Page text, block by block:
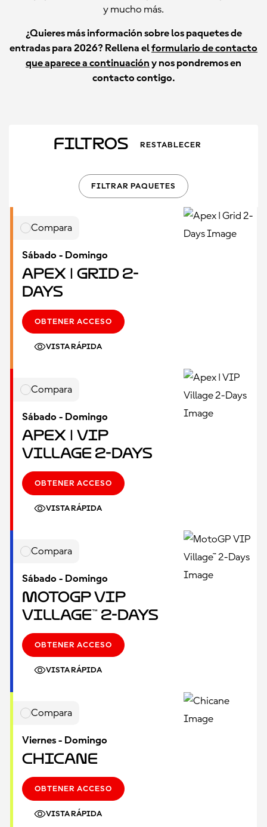
y mucho más.
¿Quieres más información sobre los paquetes de
entradas para 2026? Rellena elformulario de contacto
que aparece a continuación y nos pondremos en
contacto contigo.
Filtros RESTABLECER
FILTRAR PAQUETES
Compara
Sábado - Domingo
Apex | Grid 2-
Days
OBTENER ACCESO
VISTA RÁPIDA
Compara
Sábado - Domingo
Apex | VIP
Village 2-Days
OBTENER ACCESO
VISTA RÁPIDA
Compara
Sábado - Domingo
MotoGP VIP
Village™ 2-Days
OBTENER ACCESO
VISTA RÁPIDA
Compara
Viernes - Domingo
Chicane
OBTENER ACCESO
VISTA RÁPIDA